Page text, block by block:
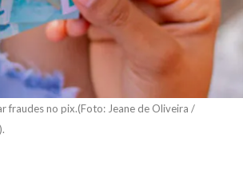
fraudes no pix.(Foto: Jeane de Oliveira /